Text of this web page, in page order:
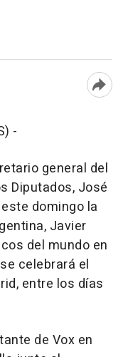
-
general del
Diputados, José
domingo la
Javier
del mundo en
celebrará el
entre los días
de Vox en